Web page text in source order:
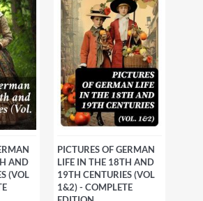
AND
(VOL
PICTURES OF GERMAN
LIFE IN THE 18TH AND
19TH CENTURIES (VOL
1&2) - COMPLETE